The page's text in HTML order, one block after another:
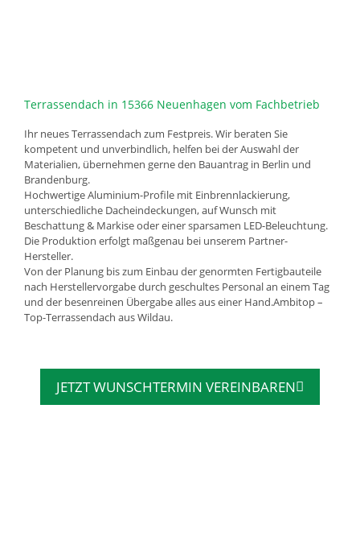
Terrassendach in 15366 Neuenhagen vom Fachbetrieb
Ihr neues Terrassendach zum Festpreis. Wir beraten Sie
kompetent und unverbindlich, helfen bei der Auswahl der
Materialien, übernehmen gerne den Bauantrag in Berlin und
Brandenburg.
Hochwertige Aluminium-Profile mit Einbrennlackierung,
unterschiedliche Dacheindeckungen, auf Wunsch mit
Beschattung & Markise oder einer sparsamen LED-Beleuchtung.
Die Produktion erfolgt maßgenau bei unserem Partner-
Hersteller.
Von der Planung bis zum Einbau der genormten Fertigbauteile
nach Herstellervorgabe durch geschultes Personal an einem Tag
und der besenreinen Übergabe alles aus einer Hand.Ambitop –
Top-Terrassendach aus Wildau.
JETZT WUNSCHTERMIN VEREINBAREN